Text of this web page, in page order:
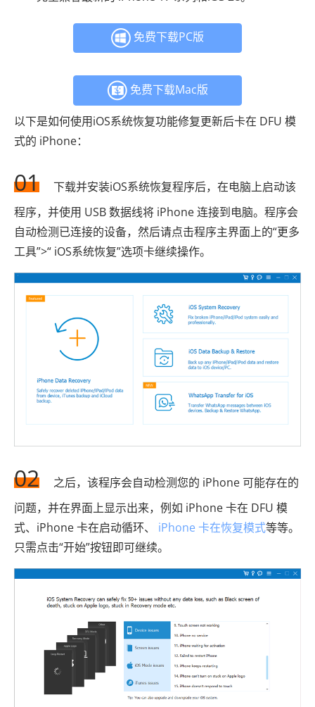
免费下载PC版
免费下载Mac版
以下是如何使用iOS系统恢复功能修复更新后卡在 DFU 模
式的 iPhone：
01
下载并安装iOS系统恢复程序后，在电脑上启动该
程序，并使用 USB 数据线将 iPhone 连接到电脑。程序会
自动检测已连接的设备，然后请点击程序主界面上的“更多
工具”>“ iOS系统恢复”选项卡继续操作。
02
之后，该程序会自动检测您的 iPhone 可能存在的
问题，并在界面上显示出来，例如 iPhone 卡在 DFU 模
式、iPhone 卡在启动循环、 iPhone 卡在恢复模式等等。
只需点击“开始”按钮即可继续。